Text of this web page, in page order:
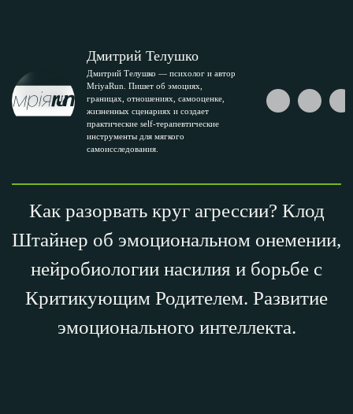
Дмитрий Телушко
Дмитрий Телушко — психолог и автор
MriyaRun. Пишет об эмоциях,
границах, отношениях, самооценке,
жизненных сценариях и создает
практические self-терапевтические
инструменты для мягкого
самоисследования.
Как разорвать круг агрессии? Клод
Штайнер об эмоциональном онемении,
нейробиологии насилия и борьбе с
Критикующим Родителем. Развитие
эмоционального интеллекта.